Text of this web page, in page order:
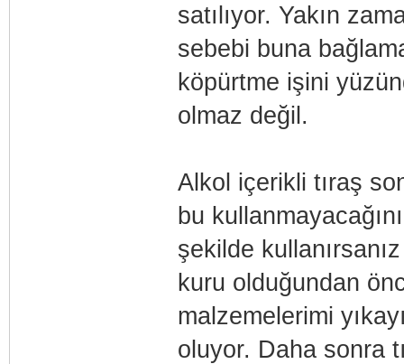
satılıyor. Yakın
sebebi buna
köpürtme işini
olmaz değil.
Alkol içerikli tıraş
bu
şekilde
kuru olduğundan
malzemelerimi
oluyor. Daha sonra